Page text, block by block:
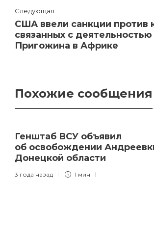
Следующая
США ввели санкции против
связанных с деятельностью
Пригожина в Африке
Похожие сообщения
Генштаб ВСУ объявил
об освобождении
Донецкой области
3 года назад 1 мин